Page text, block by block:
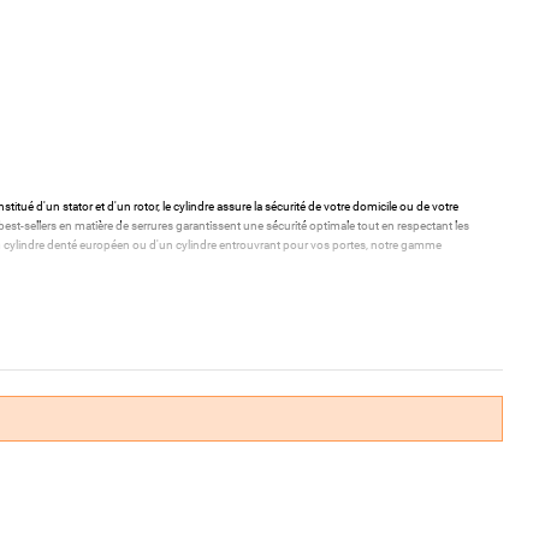
d'un stator et d'un rotor, le cylindre assure la sécurité de votre domicile ou de votre
sellers en matière de serrures garantissent une sécurité optimale tout en respectant les
denté européen ou d'un cylindre entrouvrant pour vos portes, notre gamme
de haute qualité.